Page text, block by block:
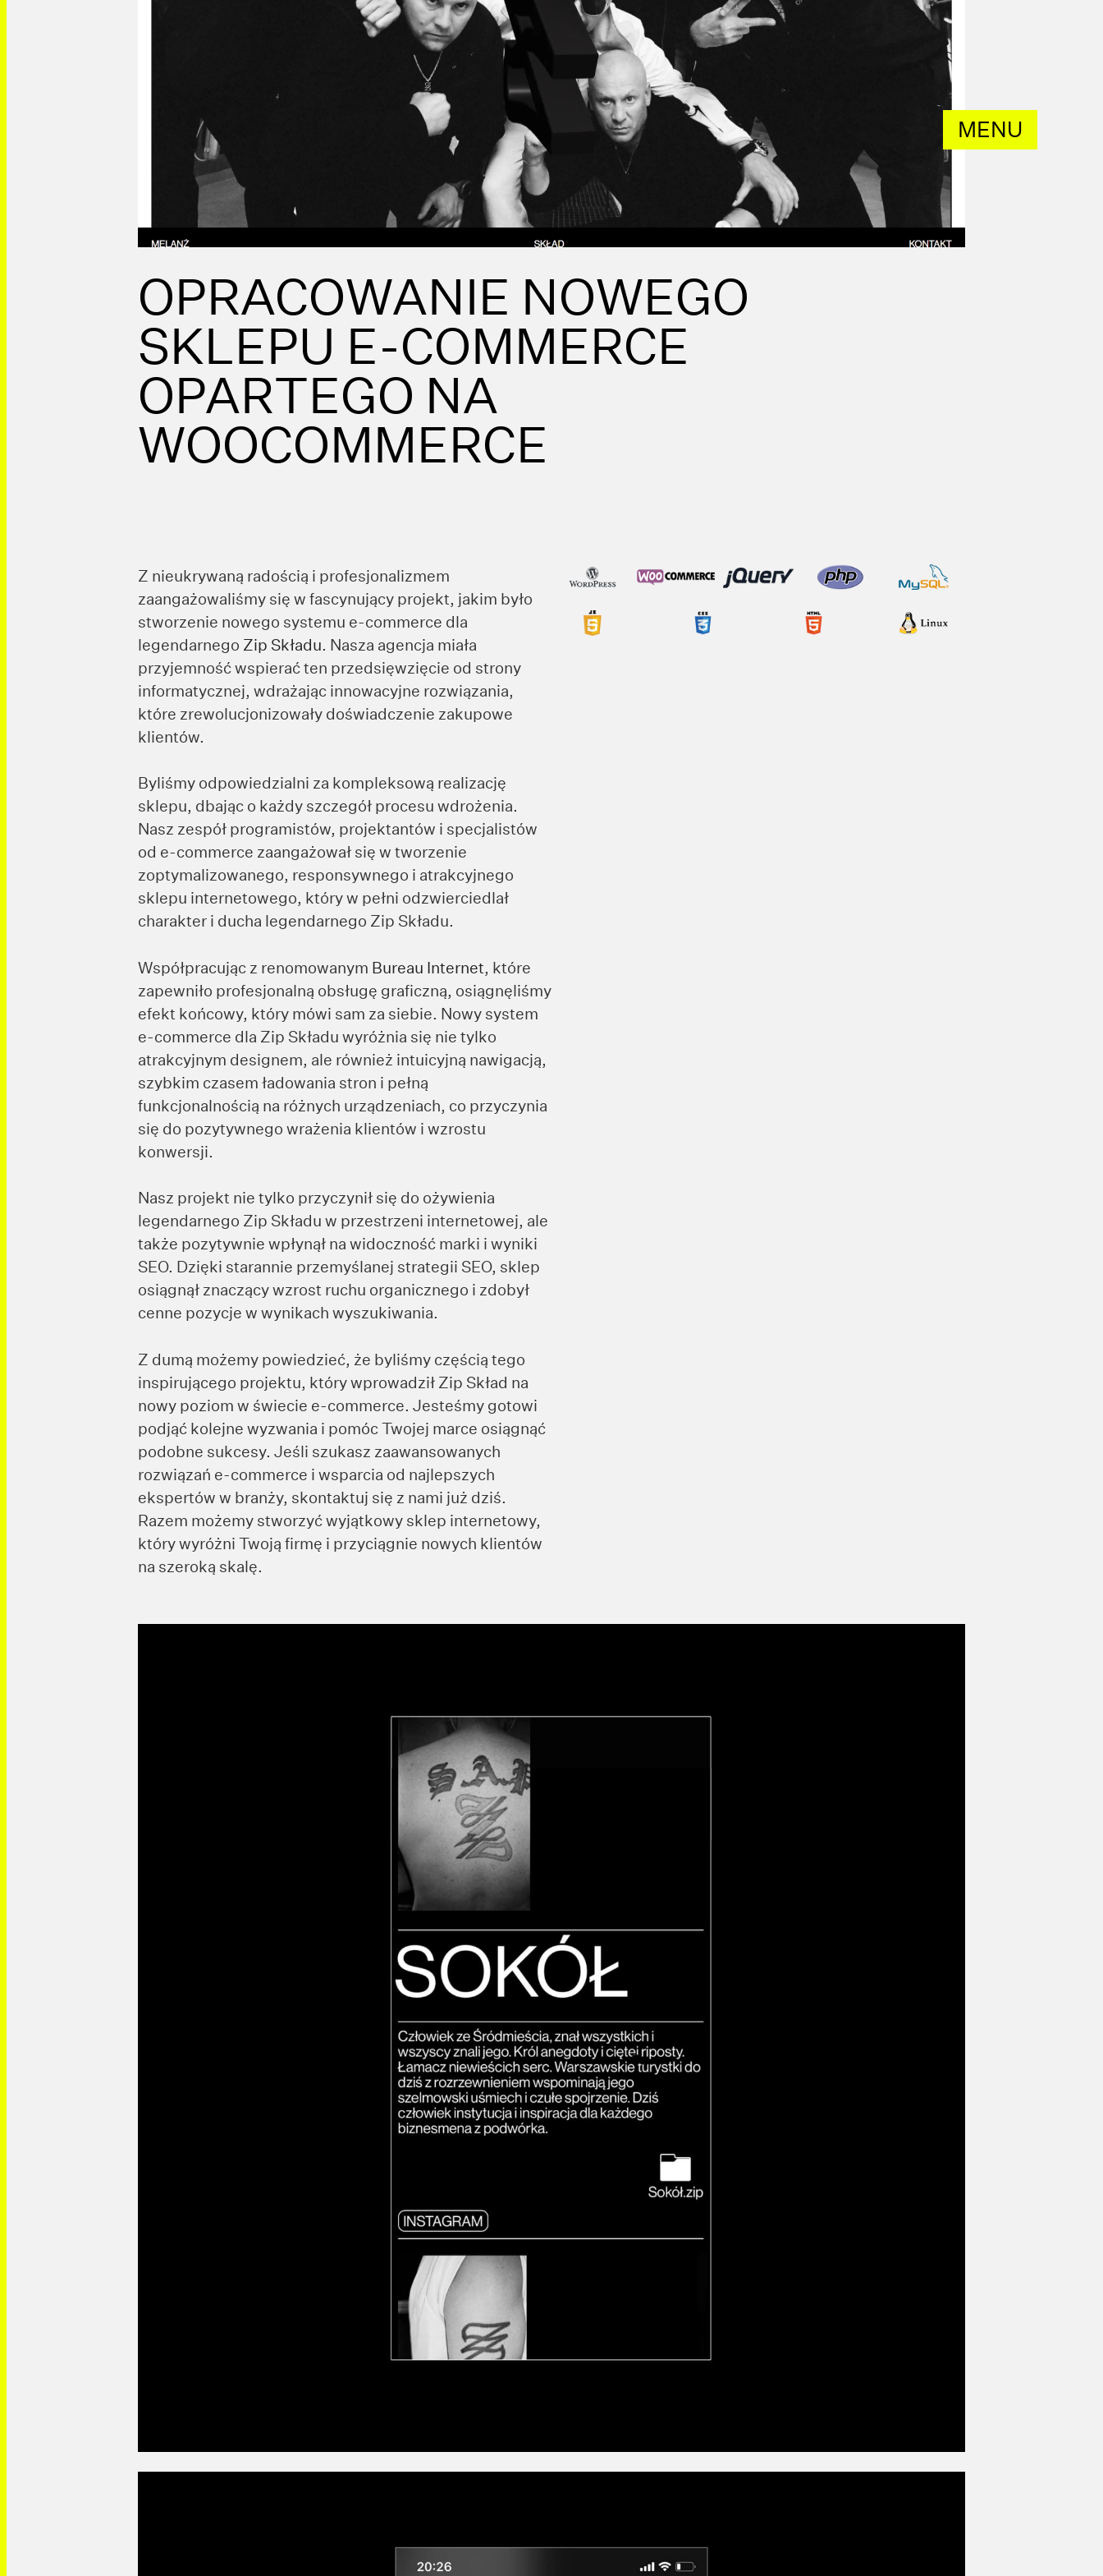
MENU
OPRACOWANIE NOWEGO
SKLEPU E-COMMERCE
OPARTEGO NA
WOOCOMMERCE
Z nieukrywaną radością i profesjonalizmem
zaangażowaliśmy się w fascynujący projekt, jakim było
stworzenie nowego systemu e-commerce dla
legendarnego Zip Składu . Nasza agencja miała
przyjemność wspierać ten przedsięwzięcie od strony
informatycznej, wdrażając innowacyjne rozwiązania,
które zrewolucjonizowały doświadczenie zakupowe
klientów.
Byliśmy odpowiedzialni za kompleksową realizację
sklepu, dbając o każdy szczegół procesu wdrożenia.
Nasz zespół programistów, projektantów i specjalistów
od e-commerce zaangażował się w tworzenie
zoptymalizowanego, responsywnego i atrakcyjnego
sklepu internetowego, który w pełni odzwierciedlał
charakter i ducha legendarnego Zip Składu.
Współpracując z renomowanym Bureau Internet , które
zapewniło profesjonalną obsługę graficzną, osiągnęliśmy
efekt końcowy, który mówi sam za siebie. Nowy system
e-commerce dla Zip Składu wyróżnia się nie tylko
atrakcyjnym designem, ale również intuicyjną nawigacją,
szybkim czasem ładowania stron i pełną
funkcjonalnością na różnych urządzeniach, co przyczynia
się do pozytywnego wrażenia klientów i wzrostu
konwersji.
Nasz projekt nie tylko przyczynił się do ożywienia
legendarnego Zip Składu w przestrzeni internetowej, ale
także pozytywnie wpłynął na widoczność marki i wyniki
SEO. Dzięki starannie przemyślanej strategii SEO, sklep
osiągnął znaczący wzrost ruchu organicznego i zdobył
cenne pozycje w wynikach wyszukiwania.
Z dumą możemy powiedzieć, że byliśmy częścią tego
inspirującego projektu, który wprowadził Zip Skład na
nowy poziom w świecie e-commerce. Jesteśmy gotowi
podjąć kolejne wyzwania i pomóc Twojej marce osiągnąć
podobne sukcesy. Jeśli szukasz zaawansowanych
rozwiązań e-commerce i wsparcia od najlepszych
ekspertów w branży, skontaktuj się z nami już dziś.
Razem możemy stworzyć wyjątkowy sklep internetowy,
który wyróżni Twoją firmę i przyciągnie nowych klientów
na szeroką skalę.